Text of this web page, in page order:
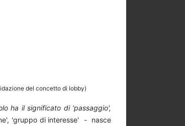
del concetto di lobby)
ha il significato di 'passaggio',
'gruppo di interesse' - nasce